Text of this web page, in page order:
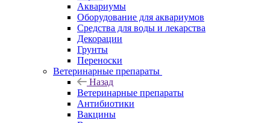
Аквариумы
Оборудование для аквариумов
Средства для воды и лекарства
Декорации
Грунты
Переноски
Ветеринарные препараты
Назад
Ветеринарные препараты
Антибиотики
Вакцины